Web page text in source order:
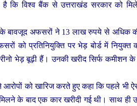
कि विश्व बैंक से उत्तराखंड सरकार को
बावजूद अफसरों ने 13 लाख रुपये से अधिक
को प्रतिनियुक्ति पर भेड़ बोर्ड में
भेड़ बूढ़ी हैं। उनकी खरीद सिर्फ कमीशन
को खारिज करते हुए कहा कि पहले भी
के बाद एक कार खरीदी गई थी। साथ ही